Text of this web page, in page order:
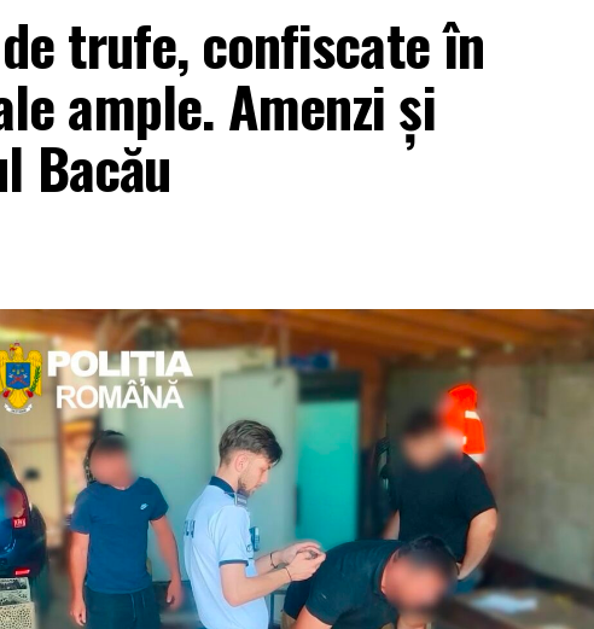
trufe, confiscate în
ample. Amenzi și
Bacău